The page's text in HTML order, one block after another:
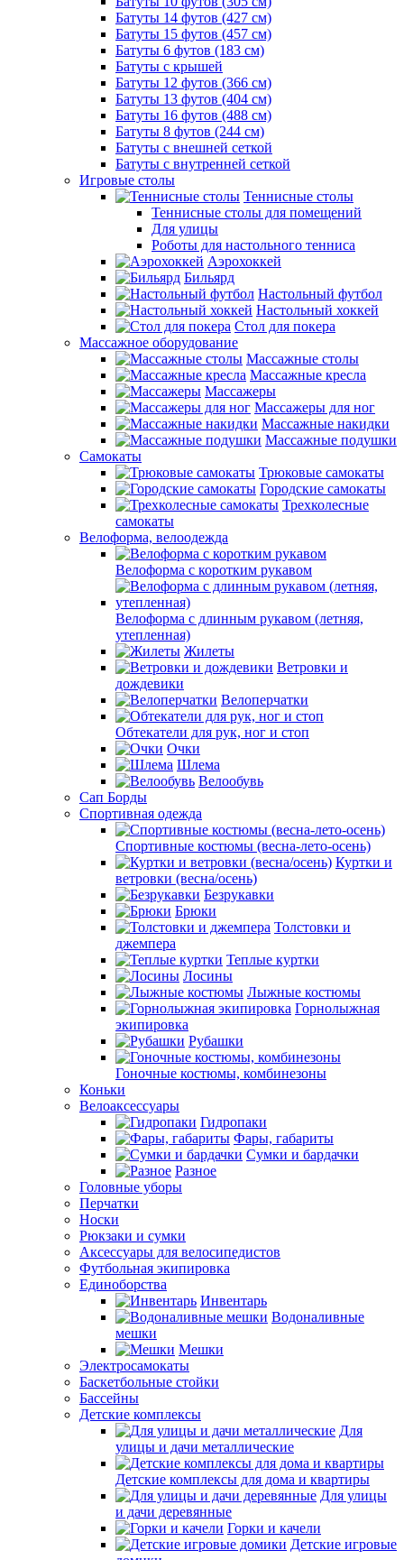
Батуты 14 футов (427 см)
Батуты 15 футов (457 см)
Батуты 6 футов (183 см)
Батуты с крышей
Батуты 12 футов (366 см)
Батуты 13 футов (404 см)
Батуты 16 футов (488 см)
Батуты 8 футов (244 см)
Батуты с внешней сеткой
Батуты с внутренней сеткой
Игровые столы
Теннисные столы
Теннисные столы для помещений
Для улицы
Роботы для настольного тенниса
Аэрохоккей
Бильярд
Настольный футбол
Настольный хоккей
Стол для покера
Массажное оборудование
Массажные столы
Массажные кресла
Массажеры
Массажеры для ног
Массажные накидки
Массажные подушки
Самокаты
Трюковые самокаты
Городские самокаты
Трехколесные
самокаты
Велоформа, велоодежда
Велоформа с коротким рукавом
Велоформа с длинным рукавом (летняя,
утепленная)
Жилеты
Ветровки и
дождевики
Велоперчатки
Обтекатели для рук, ног и стоп
Очки
Шлема
Велообувь
Сап Борды
Спортивная одежда
Спортивные костюмы (весна-лето-осень)
Куртки и
ветровки (весна/осень)
Безрукавки
Брюки
Толстовки и
джемпера
Теплые куртки
Лосины
Лыжные костюмы
Горнолыжная
экипировка
Рубашки
Гоночные костюмы, комбинезоны
Коньки
Велоаксессуары
Гидропаки
Фары, габариты
Сумки и бардачки
Разное
Головные уборы
Перчатки
Носки
Рюкзаки и сумки
Аксессуары для велосипедистов
Футбольная экипировка
Единоборства
Инвентарь
Водоналивные
мешки
Мешки
Электросамокаты
Баскетбольные стойки
Бассейны
Детские комплексы
Для
улицы и дачи металлические
Детские комплексы для дома и квартиры
Для улицы
и дачи деревянные
Горки и качели
Детские игровые